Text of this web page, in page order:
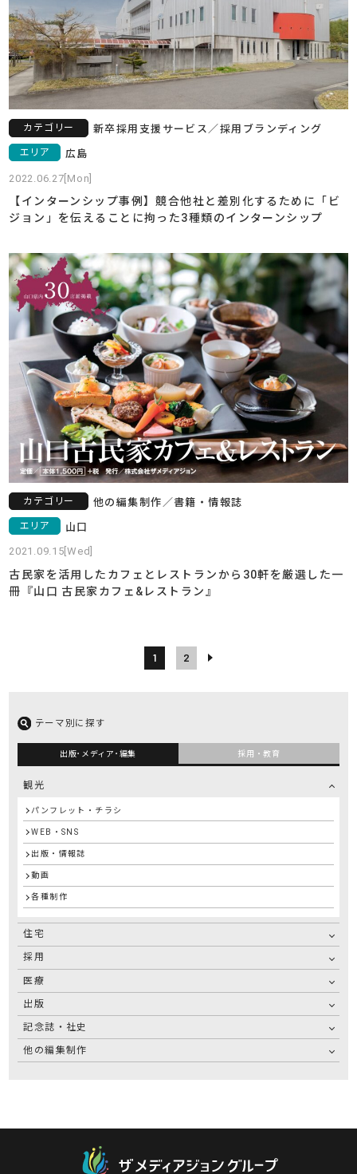
カテゴリー 新卒採用支援サービス ／ 採用ブランディング
エリア 広島
2022.06.27[Mon]
【インターンシップ事例】競合他社と差別化するために「ビ
ジョン」を伝えることに拘った3種類のインターンシップ
カテゴリー 他の編集制作 ／書籍・情報誌
エリア 山口
2021.09.15[Wed]
古民家を活用したカフェとレストランから30軒を厳選した一
冊『山口 古民家カフェ&レストラン』
1 2
テーマ別に探す
出版･メディア･編集 採用・教育
観光
パンフレット・チラシ
WEB・SNS
出版・情報誌
動画
各種制作
住宅
採用
医療
出版
記念誌・社史
他の編集制作